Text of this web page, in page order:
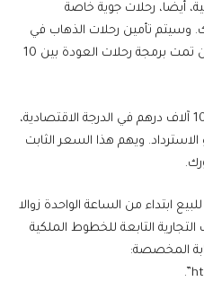
أيضا، رحلات جوية خاصة
وسيتم تأمين رحلات الذهاب في
الفترة من 06 إلى 09 يوليوز، في حين تمت برمجة رحلات العودة بين 10
وستطرح التذاكر بسعر موحد يبلغ 10 آلاف درهم في الدرجة الاقتصادية،
الاسترداد. ويهم هذا السعر الثابت
ابتداء من الساعة الواحدة زوالا
بالوكالات التجارية التابعة للخطوط الملكية
المخصصة: